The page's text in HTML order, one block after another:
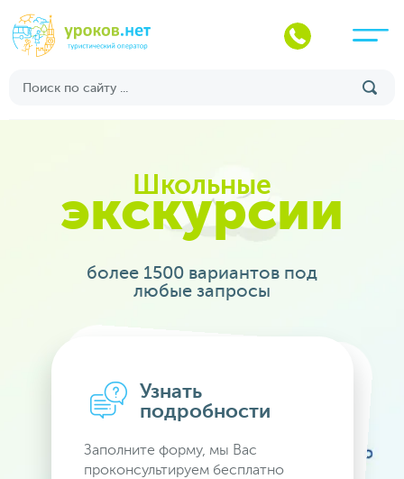
Школьные
экскурсии
более 1500 вариантов под
любые запросы
Узнать
подробности
Заполните форму, мы Вас
проконсультируем бесплатно